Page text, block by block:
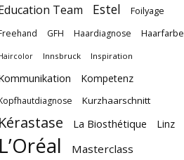
Team Estel Foilyage
GFH Haardiagnose Haarfarbe
Innsbruck Inspiration
Kompetenz
Kurzhaarschnitt
Kérastase La Biosthétique Linz
L’Oréal Masterclass